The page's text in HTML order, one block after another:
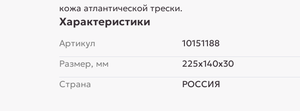
кожа атлантической трески.
Характеристики
Артикул
10151188
Размер, мм
225x140x30
Страна
РОССИЯ